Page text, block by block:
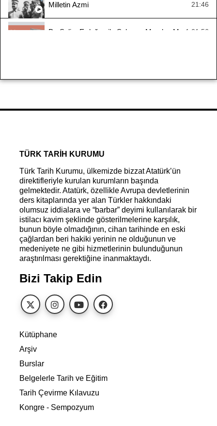
Milletin Azmi 21:46
Dr. Selim Erdoğan ile Sakarya Meydan Muharebesi
1:01:56
2:33:55
TÜRK TARİH KURUMU
Türk Tarih Kurumu, ülkemizde bizzat Atatürk’ün
direktifleriyle kurulan kurumların başında
gelmektedir. Atatürk, özellikle Avrupa devletlerinin
ders kitaplarında yer alan Türkler hakkındaki
olumsuz iddialara ve “barbar” deyimi kullanılarak bir
istilacı kavim şeklinde gösterilmelerine karşılık,
bunun böyle olmadığının, cihan tarihinde en eski
çağlardan beri hakiki yerinin ne olduğunun ve
medeniyete ne gibi hizmetlerinin bulunduğunun
araştırılması gerektiğine inanmaktaydı.
Bizi Takip Edin
Kütüphane
Arşiv
Burslar
Belgelerle Tarih ve Eğitim
Tarih Çevirme Kılavuzu
Kongre - Sempozyum